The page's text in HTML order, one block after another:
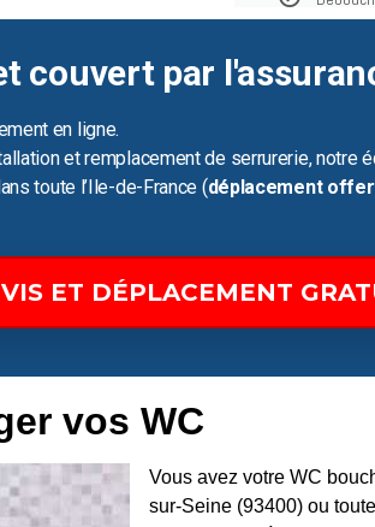
couvert par
en ligne.
et remplacement de serrurerie, notre
toute l’Ile-de-France (déplacement
ET DÉPLACEMENT
vos WC
Vous avez votre WC
sur-Seine (93400) ou